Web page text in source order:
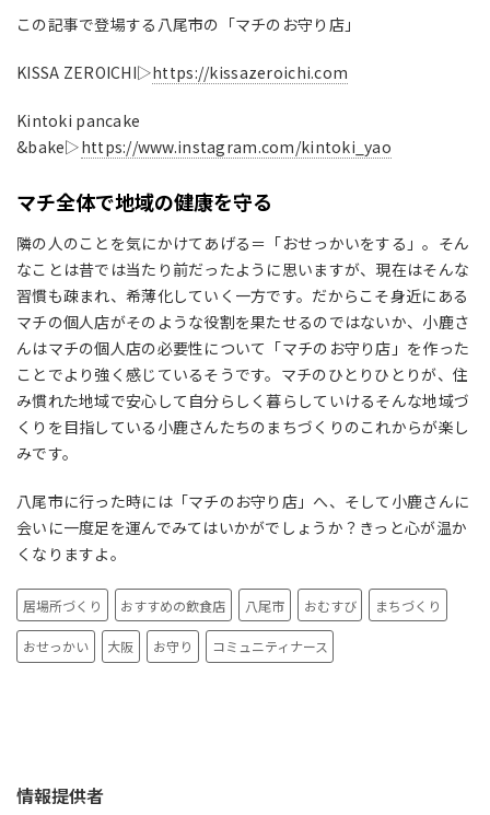
この記事で登場する八尾市の「マチのお守り店」
KISSA ZEROICHI▷https://kissazeroichi.com
Kintoki pancake
&bake▷https://www.instagram.com/kintoki_yao
マチ全体で地域の健康を守る
隣の人のことを気にかけてあげる＝「おせっかいをする」。そん
なことは昔では当たり前だったように思いますが、現在はそんな
習慣も疎まれ、希薄化していく一方です。だからこそ身近にある
マチの個人店がそのような役割を果たせるのではないか、小鹿さ
んはマチの個人店の必要性について「マチのお守り店」を作った
ことでより強く感じているそうです。マチのひとりひとりが、住
み慣れた地域で安心して自分らしく暮らしていけるそんな地域づ
くりを目指している小鹿さんたちのまちづくりのこれからが楽し
みです。
八尾市に行った時には「マチのお守り店」へ、そして小鹿さんに
会いに一度足を運んでみてはいかがでしょうか？きっと心が温か
くなりますよ。
居場所づくり おすすめの飲食店 八尾市 おむすび まちづくり
おせっかい 大阪 お守り コミュニティナース
情報提供者